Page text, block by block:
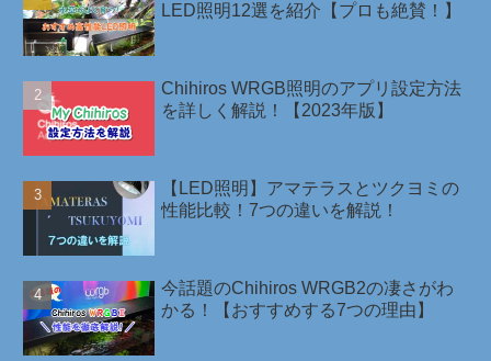
LED照明12選を紹介【プロも絶賛！】
Chihiros WRGB照明のアプリ設定方法
を詳しく解説！【2023年版】
【LED照明】アマテラスとツクヨミの
性能比較！7つの違いを解説！
今話題のChihiros WRGB2の凄さがわ
かる！【おすすめする7つの理由】